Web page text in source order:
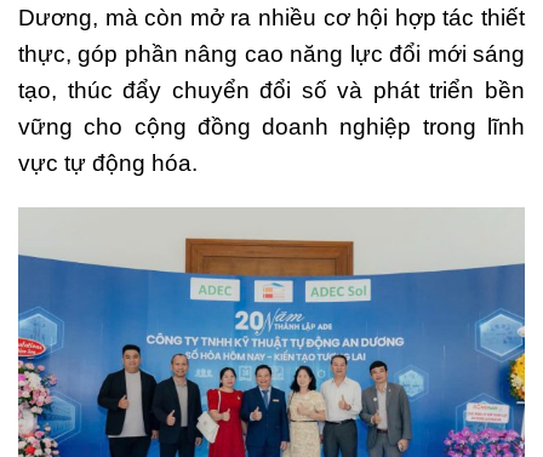
Dương, mà còn mở ra nhiều cơ hội hợp tác thiết
thực, góp phần nâng cao năng lực đổi mới sáng
tạo, thúc đẩy chuyển đổi số và phát triển bền
vững cho cộng đồng doanh nghiệp trong lĩnh
vực tự động hóa.